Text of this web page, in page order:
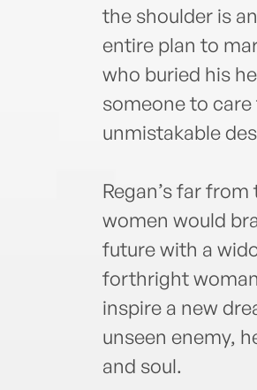
the shoulder is
entire plan to
who buried his
someone to
unmistakable
Regan’s far
women would
future with a
forthright
inspire a new
unseen enemy,
and soul.